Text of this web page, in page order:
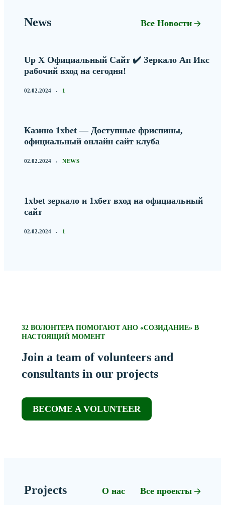
News Все Новости
Up X Официальный Сайт ✔️ Зеркало Ап Икс
рабочий вход на сегодня!
02.02.2024 1
Казино 1xbet — Доступные фриспины,
официальный онлайн сайт клуба
02.02.2024 NEWS
1xbet зеркало и 1хбет вход на официальный
сайт
02.02.2024 1
32 ВОЛОНТЕРА ПОМОГАЮТ АНО «СОЗИДАНИЕ» В
НАСТОЯЩИЙ МОМЕНТ
Join a team of volunteers and
consultants in our projects
BECOME A VOLUNTEER
Projects О нас Все проекты